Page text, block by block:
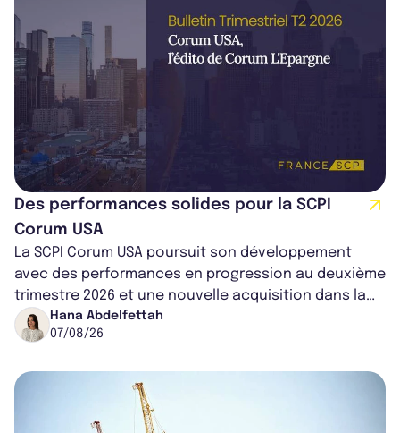
Des performances solides pour la SCPI
Corum USA
La SCPI Corum USA poursuit son développement
avec des performances en progression au deuxième
trimestre 2026 et une nouvelle acquisition dans la
région de Chicago. Entre hausse de...
Hana Abdelfettah
07/08/26